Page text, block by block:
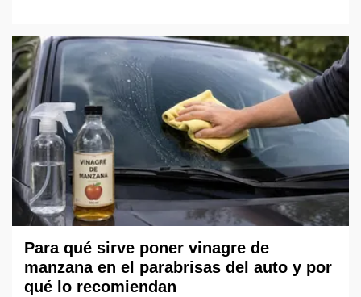
Para qué sirve poner vinagre de
manzana en el parabrisas del auto y por
qué lo recomiendan